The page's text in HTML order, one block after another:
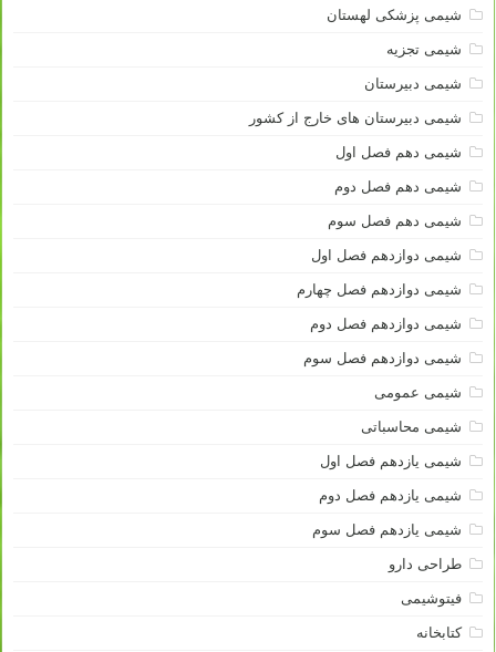
شیمی پزشکی لهستان
شیمی تجزیه
شیمی دبیرستان
شیمی دبیرستان های خارج از کشور
شیمی دهم فصل اول
شیمی دهم فصل دوم
شیمی دهم فصل سوم
شیمی دوازدهم فصل اول
شیمی دوازدهم فصل چهارم
شیمی دوازدهم فصل دوم
شیمی دوازدهم فصل سوم
شیمی عمومی
شیمی محاسباتی
شیمی یازدهم فصل اول
شیمی یازدهم فصل دوم
شیمی یازدهم فصل سوم
طراحی دارو
فیتوشیمی
کتابخانه